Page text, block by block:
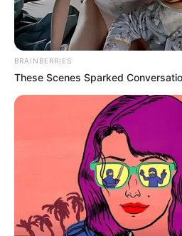
La suite de
Quinté+ en détails
BRAINBERRIES
These Scenes Sparked